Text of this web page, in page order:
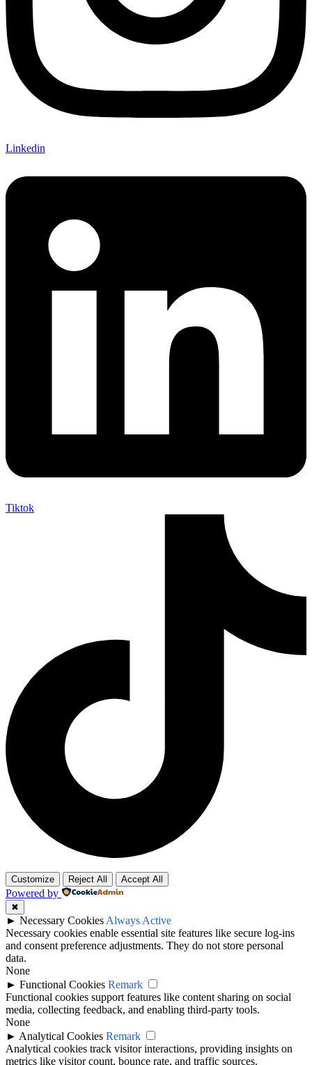
Linkedin
Tiktok
Customize Reject All Accept All
Powered by
✖
► Necessary Cookies Always Active
Necessary cookies enable essential site features like secure log-ins
and consent preference adjustments. They do not store personal
data.
None
► Functional Cookies Remark
Functional cookies support features like content sharing on social
media, collecting feedback, and enabling third-party tools.
None
► Analytical Cookies Remark
Analytical cookies track visitor interactions, providing insights on
metrics like visitor count, bounce rate, and traffic sources.